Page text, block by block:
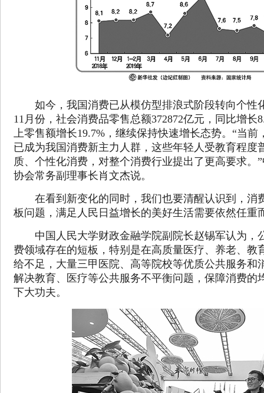
如今，我国消费已从模仿型排浪式阶段转向个性
11月份，社会消费品零售总额372872亿元，同比增长
上零售额增长19.7%，继续保持快速增长态势。“当前
已成为我国消费新主力人群，这些年轻人受教育程度
质、个性化消费，对整个消费行业提出了更高要求。
协会常务副理事长肖文杰说。
在看到新变化的同时，我们也要清醒认识到，消
板问题，满足人民日益增长的美好生活需要依然任重
中国人民大学财政金融学院副院长赵锡军认为，
费领域存在的短板，特别是在高质量医疗、养老、教
给不足，大量三甲医院、高等院校等优质公共服务和
解决教育、医疗等公共服务不平衡问题，保障消费的
下大功夫。